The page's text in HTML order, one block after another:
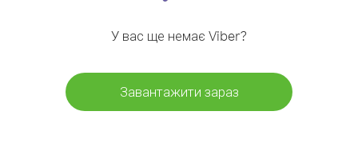
У вас ще немає Viber?
Завантажити зараз